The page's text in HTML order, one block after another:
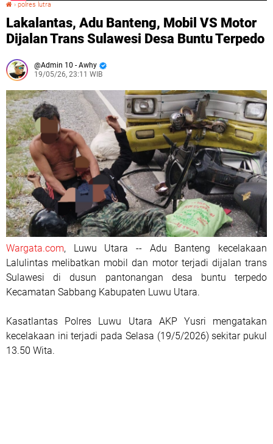
› polres lutra
Lakalantas, Adu Banteng, Mobil VS Motor
Dijalan Trans Sulawesi Desa Buntu Terpedo
Admin 10 - Awhy
19/05/26, 23:11 WIB
Wargata.com, Luwu Utara -- Adu Banteng kecelakaan
Lalulintas melibatkan mobil dan motor terjadi dijalan trans
Sulawesi di dusun pantonangan desa buntu terpedo
Kecamatan Sabbang Kabupaten Luwu Utara.
Kasatlantas Polres Luwu Utara AKP Yusri mengatakan
kecelakaan ini terjadi pada Selasa (19/5/2026) sekitar pukul
13.50 Wita.